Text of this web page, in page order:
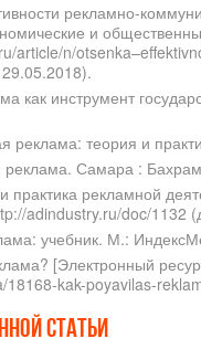
рекламно-
и
article/n/
как инструмент
реклама: теория и
Самара :
рекламной
adindustry.ru/doc/1132
учебник. М.:
[Электронный
18168-kak-poyavilas-
статьи